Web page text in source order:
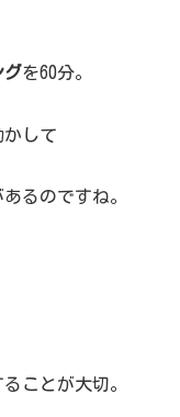
グを60分。
して
るのですね。
ことが大切。